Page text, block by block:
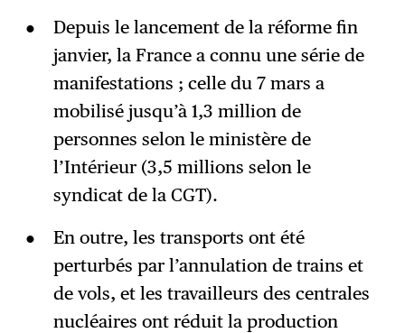
Depuis le lancement de la réforme fin
janvier, la France a connu une série de
manifestations ; celle du 7 mars a
mobilisé jusqu’à 1,3 million de
personnes selon le ministère de
l’Intérieur (3,5 millions selon le
syndicat de la CGT).
En outre, les transports ont été
perturbés par l’annulation de trains et
de vols, et les travailleurs des centrales
nucléaires ont réduit la production